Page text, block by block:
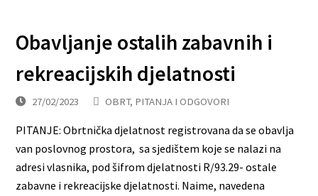
Obavljanje ostalih zabavnih i
rekreacijskih djelatnosti
27/02/2023 OBRT, PITANJA I ODGOVORI
PITANJE: Obrtnička djelatnost registrovana da se obavlja
van poslovnog prostora, sa sjedištem koje se nalazi na
adresi vlasnika, pod šifrom djelatnosti R/93.29- ostale
zabavne i rekreacijske djelatnosti. Naime, navedena